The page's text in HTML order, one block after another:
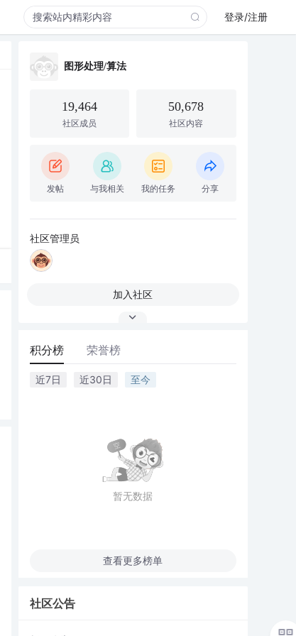
登录/注册
图形处理/算法
19,464
社区成员
50,678
社区内容
发帖 与我相关 我的任务 分享
社区管理员
加入社区
积分榜 荣誉榜
近7日 近30日 至今
暂无数据
查看更多榜单
社区公告